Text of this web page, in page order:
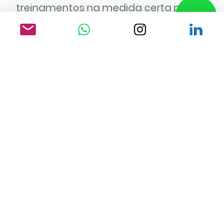
treinamentos na medida certa para
sua empresa. Tenha retorno rápido do